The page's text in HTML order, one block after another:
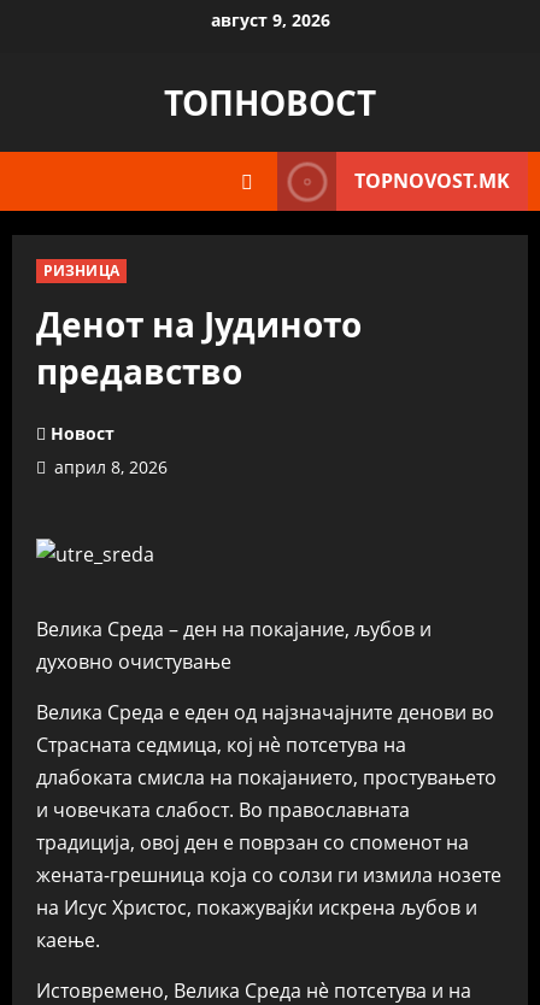
август 9, 2026
ТОПНОВОСТ
TOPNOVOST.MK
РИЗНИЦА
Денот на Јудиното
предавство
Новост
април 8, 2026
Велика Среда – ден на покајание, љубов и
духовно очистување
Велика Среда е еден од најзначајните денови во
Страсната седмица, кој нè потсетува на
длабоката смисла на покајанието, простувањето
и човечката слабост. Во православната
традиција, овој ден е поврзан со споменот на
жената-грешница која со солзи ги измила нозете
на Исус Христос, покажувајќи искрена љубов и
каење.
Истовремено, Велика Среда нè потсетува и на